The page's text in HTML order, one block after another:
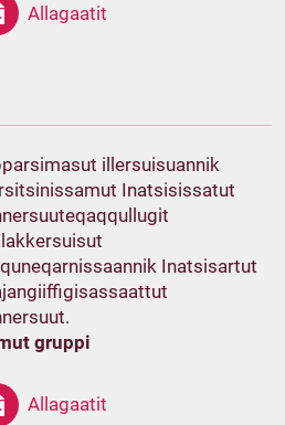
Allagaatit
illersuisuannik
Inatsisissatut
Inatsisartut
gruppi
Allagaatit